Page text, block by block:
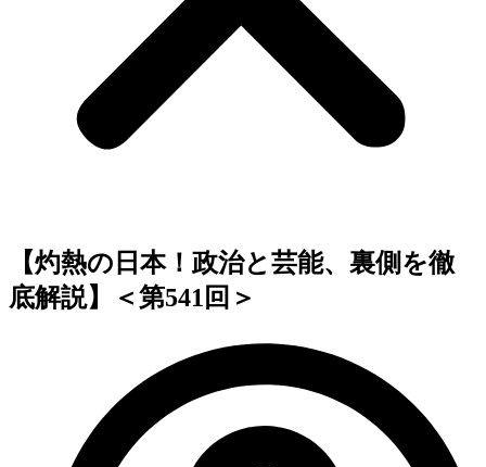
【灼熱の日本！政治と芸能、裏側を徹
底解説】＜第541回＞